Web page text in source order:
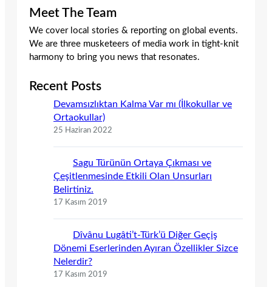
Meet The Team
We cover local stories & reporting on global events.
We are three musketeers of media work in tight-knit
harmony to bring you news that resonates.
Recent Posts
Devamsızlıktan Kalma Var mı (İlkokullar ve
Ortaokullar)
25 Haziran 2022
Sagu Türünün Ortaya Çıkması ve
Çeşitlenmesinde Etkili Olan Unsurları
Belirtiniz.
17 Kasım 2019
Dîvânu Lugâti’t-Türk’ü Diğer Geçiş
Dönemi Eserlerinden Ayıran Özellikler Sizce
Nelerdir?
17 Kasım 2019